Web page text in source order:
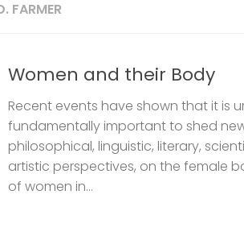
FARMER
Women and their Body
Recent events have shown that it is
fundamentally important to shed
philosophical, linguistic, literary,
artistic perspectives, on the female
of women in...